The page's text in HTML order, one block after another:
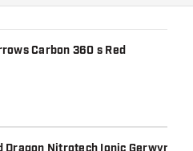
Carbon 360 s Red